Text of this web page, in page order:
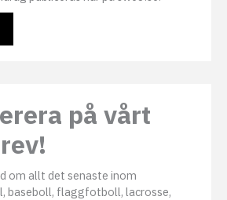
på vårt
om allt det senaste inom
baseboll, flaggfotboll, lacrosse,